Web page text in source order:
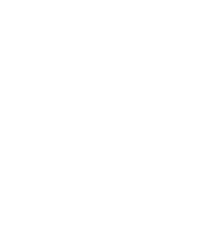
】小学生のための 聞ける！話せる！